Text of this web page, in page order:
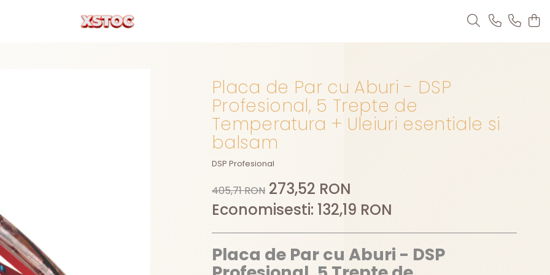
Placa de Par cu Aburi - DSP
Profesional, 5 Trepte de
Temperatura + Uleiuri esentiale si
balsam
DSP Profesional
405,71 RON 273,52 RON
Economisesti: 132,19 RON
Placa de Par cu Aburi - DSP